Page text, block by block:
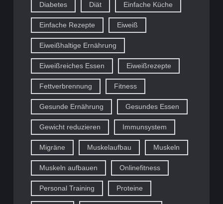
Diabetes Diät Einfache Küche
Einfache Rezepte Eiweiß
Eiweißhaltige Ernährung
Eiweißreiches Essen Eiweißrezepte
Fettverbrennung Fitness
Gesunde Ernährung Gesundes Essen
Gewicht reduzieren Immunsystem
Migräne Muskelaufbau Muskeln
Muskeln aufbauen Onlinefitness
Personal Training Proteine